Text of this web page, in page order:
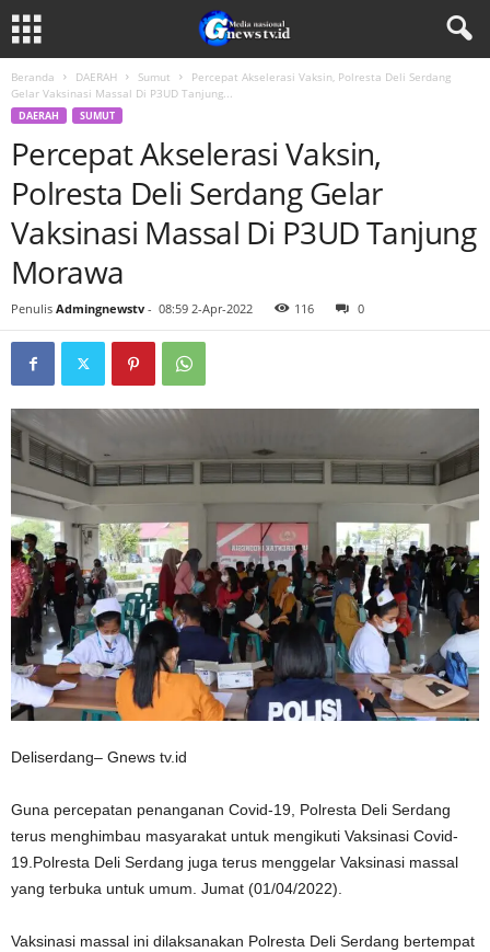
Beranda DAERAH Sumut
Percepat Akselerasi Vaksin, Polresta Deli Serdang
Gelar Vaksinasi Massal Di P3UD Tanjung...
DAERAH SUMUT
Percepat Akselerasi Vaksin,
Polresta Deli Serdang Gelar
Vaksinasi Massal Di P3UD Tanjung
Morawa
Penulis Admingnewstv - 08:59 2-Apr-2022 116 0
Deliserdang– Gnews tv.id
Guna percepatan penanganan Covid-19, Polresta Deli Serdang
terus menghimbau masyarakat untuk mengikuti Vaksinasi Covid-
19.Polresta Deli Serdang juga terus menggelar Vaksinasi massal
yang terbuka untuk umum. Jumat (01/04/2022).
Vaksinasi massal ini dilaksanakan Polresta Deli Serdang bertempat